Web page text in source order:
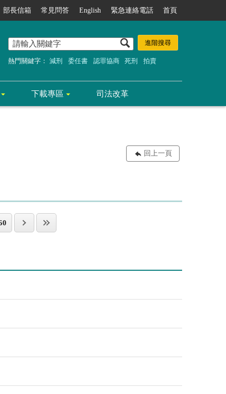
部長信箱 常見問答 English 緊急連絡電話 首頁
熱門關鍵字： 減刑 委任書 認罪協商 死刑 拍賣
下載專區 司法改革
回上一頁